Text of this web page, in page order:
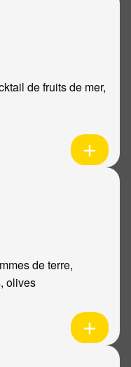
de fruits de mer,
de terre,
olives